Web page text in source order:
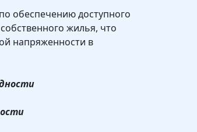
обеспечению доступного
жилья, что
напряженности в